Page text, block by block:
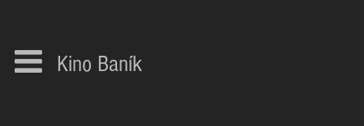
Kino Baník